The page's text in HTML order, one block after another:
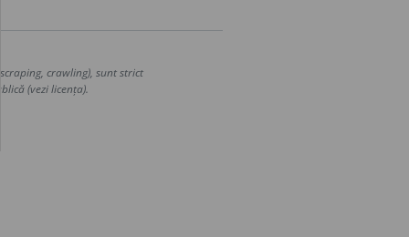
crawling), sunt strict
(vezi licența).